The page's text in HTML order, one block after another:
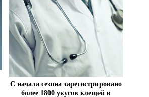
С начала сезона зарегистрировано
более 1800 укусов клещей в